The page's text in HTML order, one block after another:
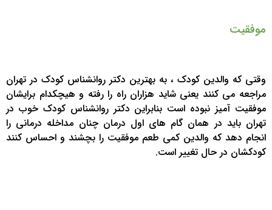
موفقیت
وقتی که والدین کودک ، به بهترین دکتر روانشناس کودک در تهران
مراجعه می کنند یعنی شاید هزاران راه را رفته و هیچکدام برایشان
موفقیت آمیز نبوده است بنابراین دکتر روانشناس کودک خوب در
تهران باید در همان گام های اول درمان چنان مداخله درمانی را
انجام دهد که والدین کمی طعم موفقیت را بچشند و احساس کنند
کودکشان در حال تغییر است.